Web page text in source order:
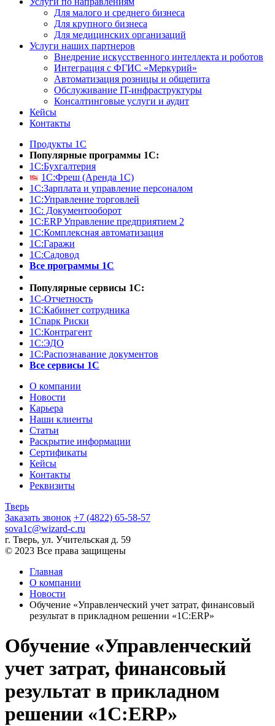
Для малого и среднего бизнеса
Для крупного бизнеса
Для медицинских организаций
Услуги наших партнеров
Внедрение искусственного интеллекта и роботов
Интеграция с ФГИС «Меркурий»
Автоматизация розницы и общепита
Обслуживание IT-инфраструктуры
Консалтинговые услуги и аудит
Кейсы
Контакты
Продукты 1С
Популярные программы 1С:
1С:Бухгалтерия
1С:Фреш (Аренда 1С)
1С:Зарплата и управление персоналом
1С:Управление торговлей
1С: Документооборот
1С:ERP Управление предприятием 2
1С:Комплексная автоматизация
1С:Гаражи
1С:Садовод
Все программы 1С
Популярные сервисы 1С:
1С-Отчетность
1С:Кабинет сотрудника
1Спарк Риски
1С:Контрагент
1С:ЭДО
1С:Распознавание документов
Все сервисы 1С
О компании
Новости
Карьера
Наши клиенты
Статьи
Раскрытие информации
Сертификаты
Кейсы
Контакты
Реквизиты
Тверь
Заказать звонок +7 (4822) 65-58-57
sova1c@wizard-c.ru
г. Тверь, ул. Учительская д. 59
© 2023 Все права защищены
Главная
О компании
Новости
Обучение «Управленческий учет затрат, финансовый
результат в прикладном решении «1С:ERP»
Обучение «Управленческий
учет затрат, финансовый
результат в прикладном
решении «1С:ERP»